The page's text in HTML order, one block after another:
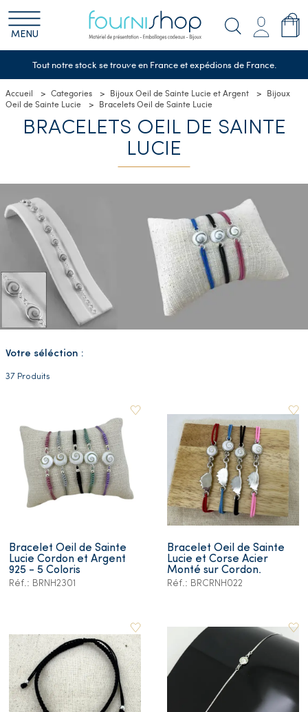
MENU
Tout notre stock se trouve en France et expédions de France.
Accueil Categories Bijoux Oeil de Sainte Lucie et Argent
Bijoux
Oeil de Sainte Lucie
Bracelets Oeil de Sainte Lucie
BRACELETS OEIL DE SAINTE
LUCIE
Votre séléction :
37 Produits
Bracelet Oeil de Sainte
Lucie Cordon et Argent
925 - 5 Coloris
Réf.: BRNH2301
Bracelet Oeil de Sainte
Lucie et Corse Acier
Monté sur Cordon.
Réf.: BRCRNH022